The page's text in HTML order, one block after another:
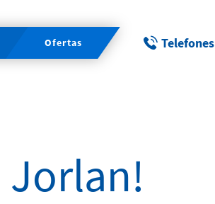
Ofertas Telefones
Jorlan!